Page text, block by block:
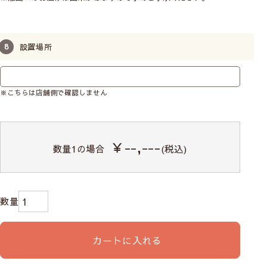
設置場所
※こちらは店舗側で確認しません
数量1の場合 ￥--,---(税込)
カートに入れる